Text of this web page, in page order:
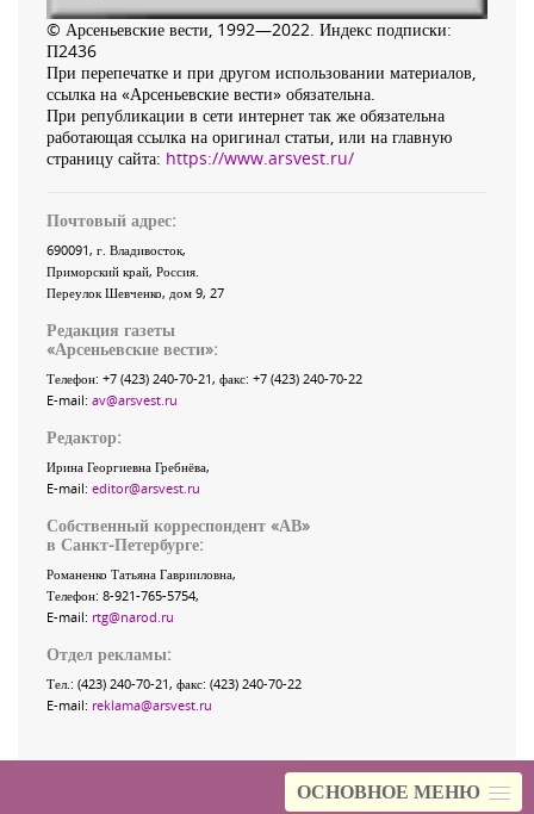
ОСНОВНОЕ МЕНЮ
© Арсеньевские вести, 1992—2022. Индекс подписки:
П2436
При перепечатке и при другом использовании материалов,
ссылка на «Арсеньевские вести» обязательна.
При републикации в сети интернет так же обязательна
работающая ссылка на оригинал статьи, или на главную
страницу сайта: https://www.arsvest.ru/
Почтовый адрес:
690091, г. Владивосток,
Приморский край, Россия
Переулок Шевченко, дом 9, 27
Редакция газеты
«Арсеньевские вести»:
Телефон: +7 (423) 240-70-21, факс: +7 (423) 240-70-22
E-mail: av@arsvest.ru
Редактор:
Ирина Георгиевна Гребнёва,
E-mail: editor@arsvest.ru
Собственный корреспондент «АВ»
в Санкт-Петербурге:
Романенко Татьяна Гаврииловна,
Телефон: 8-921-765-5754,
E-mail: rtg@narod.ru
Отдел рекламы:
Тел.: (423) 240-70-21, факс: (423) 240-70-22
E-mail: reklama@arsvest.ru